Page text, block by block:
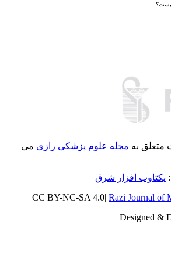
بهمجله علوم پزشکی رازی می
یکتاوب افزار شرق
Razi Journal
Designed